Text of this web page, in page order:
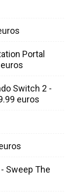
Portal
Switch 2 -
euros
Sweep The